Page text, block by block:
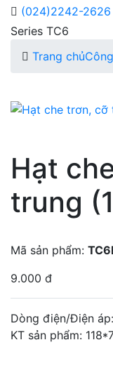
(024)2242-2626
Series TC6
Trang chủ
Hạt
trung
Mã sản phẩm:
9.000 đ
Dòng điện/Điện
KT sản phẩm: